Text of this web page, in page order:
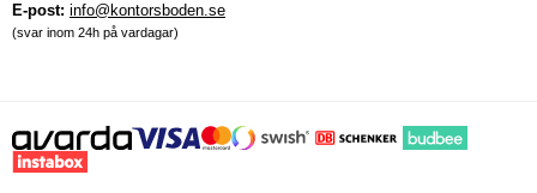
E-post: info@kontorsboden.se
(svar inom 24h på vardagar)